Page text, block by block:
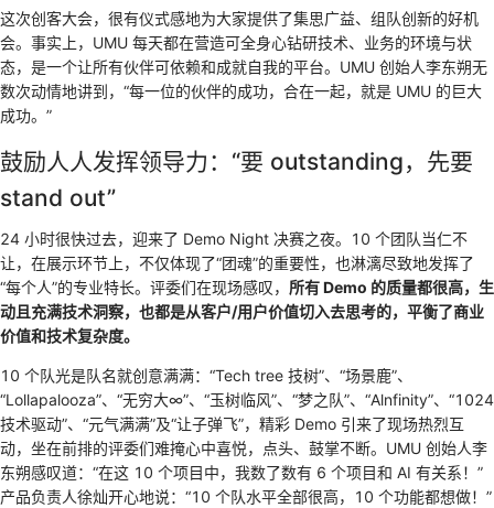
这次创客大会，很有仪式感地为大家提供了集思广益、组队创新的好机
会。事实上，UMU 每天都在营造可全身心钻研技术、业务的环境与状
态，是一个让所有伙伴可依赖和成就自我的平台。UMU 创始人李东朔无
数次动情地讲到，“每一位的伙伴的成功，合在一起，就是 UMU 的巨大
成功。”
鼓励人人发挥领导力：“要 outstanding，先要
stand out”
24 小时很快过去，迎来了 Demo Night 决赛之夜。10 个团队当仁不
让，在展示环节上，不仅体现了“团魂”的重要性，也淋漓尽致地发挥了
“每个人”的专业特长。评委们在现场感叹， 所有 Demo 的质量都很高，生
动且充满技术洞察，也都是从客户/用户价值切入去思考的，平衡了商业
价值和技术复杂度。
10 个队光是队名就创意满满：“Tech tree 技树”、“场景鹿”、
“Lollapalooza”、“无穷大∞”、“玉树临风”、“梦之队”、“Alnfinity”、“1024
技术驱动”、“元气满满”及“让子弹飞”，精彩 Demo 引来了现场热烈互
动，坐在前排的评委们难掩心中喜悦，点头、鼓掌不断。UMU 创始人李
东朔感叹道：“在这 10 个项目中，我数了数有 6 个项目和 AI 有关系！”
产品负责人徐灿开心地说：“10 个队水平全部很高，10 个功能都想做！”